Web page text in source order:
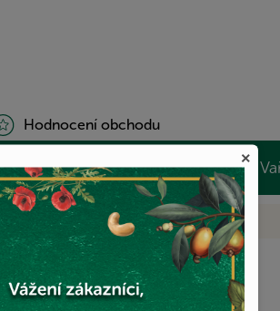
Hodnocení obchodu
Cukrovinky Zdravé potraviny ×